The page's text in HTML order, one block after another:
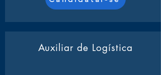
Auxiliar de Logística